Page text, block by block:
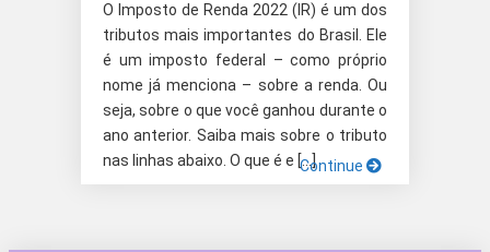
O Imposto de Renda 2022 (IR) é um dos
tributos mais importantes do Brasil. Ele
é um imposto federal – como próprio
nome já menciona – sobre a renda. Ou
seja, sobre o que você ganhou durante o
ano anterior. Saiba mais sobre o tributo
nas linhas abaixo. O que é e […]Continue